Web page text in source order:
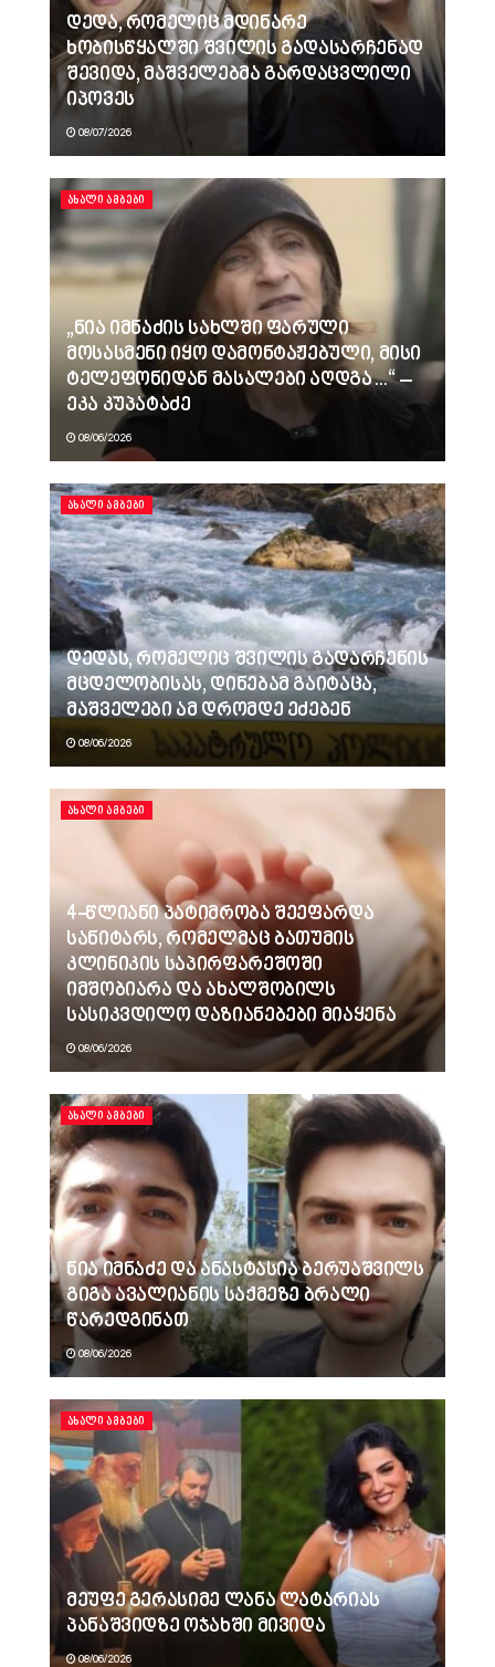
დედა, რომელიც მდინარე
ხობისწყალში შვილის გადასარჩენად
შევიდა, მაშველებმა გარდაცვლილი
იპოვეს
08/07/2026
ᲐᲮᲐᲚᲘ ᲐᲛᲑᲔᲑᲘ
„ნია იმნაძის სახლში ფარული
მოსასმენი იყო დამონტაჟებული, მისი
ტელეფონიდან მასალები აღდგა…“ –
ეკა კუპატაძე
08/06/2026
ᲐᲮᲐᲚᲘ ᲐᲛᲑᲔᲑᲘ
დედას, რომელიც შვილის გადარჩენის
მცდელობისას, დინებამ გაიტაცა,
მაშველები ამ დრომდე ეძებენ
08/06/2026
ᲐᲮᲐᲚᲘ ᲐᲛᲑᲔᲑᲘ
4-წლიანი პატიმრობა შეეფარდა
სანიტარს, რომელმაც ბათუმის
კლინიკის საპირფარეშოში
იმშობიარა და ახალშობილს
სასიკვდილო დაზიანებები მიაყენა
08/06/2026
ᲐᲮᲐᲚᲘ ᲐᲛᲑᲔᲑᲘ
ნია იმნაძე და ანასტასია ბერუაშვილს
გიგა ავალიანის საქმეზე ბრალი
წარედგინათ
08/06/2026
ᲐᲮᲐᲚᲘ ᲐᲛᲑᲔᲑᲘ
მეუფე გერასიმე ლანა ლატარიას
პანაშვიდზე ოჯახში მივიდა
08/06/2026